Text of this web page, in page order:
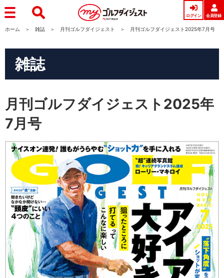
ログイン 会員登録
ホーム 雑誌 月刊ゴルフダイジェスト 月刊ゴルフダイジェスト2025年7月号
雑誌
月刊ゴルフダイジェスト2025年
7月号